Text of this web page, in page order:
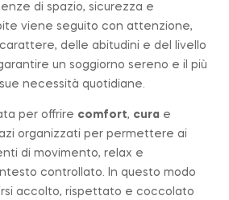
di spazio, sicurezza e
viene seguito con attenzione,
delle abitudini e del livello
un soggiorno sereno e il più
necessità quotidiane.
per offrire comfort, cura e
organizzati per permettere ai
di movimento, relax e
controllato. In questo modo
accolto, rispettato e coccolato